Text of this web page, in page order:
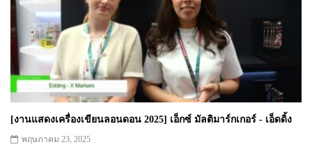
[งานแสดงเครื่องเขียนลอนดอน 2025] เอ็กซ์ มัลติมาร์กเกอร์ - เอ็ดดิ้ง
พฤษภาคม 23, 2025